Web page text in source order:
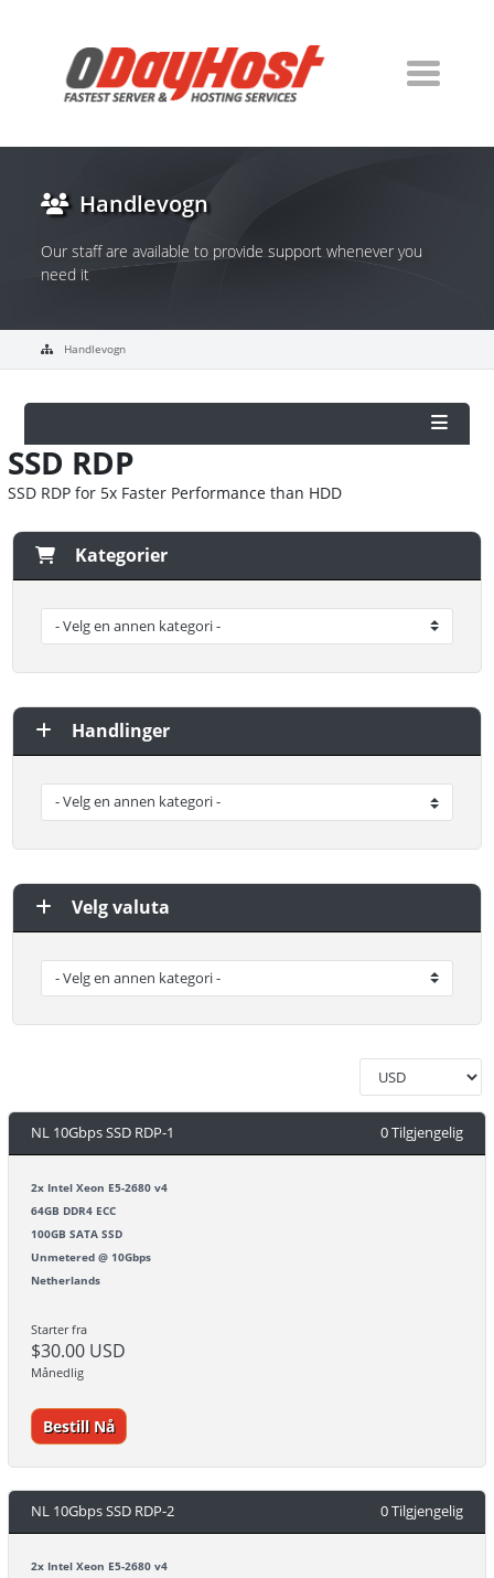
Handlevogn
Our staff are available to provide support whenever you
need it
Handlevogn
SSD RDP
SSD RDP for 5x Faster Performance than HDD
Kategorier
Handlinger
Velg valuta
NL 10Gbps SSD RDP-1 0 Tilgjengelig
2x Intel Xeon E5-2680 v4
64GB DDR4 ECC
100GB SATA SSD
Unmetered @ 10Gbps
Netherlands
Starter fra
$30.00 USD
Månedlig
Bestill Nå
NL 10Gbps SSD RDP-2 0 Tilgjengelig
2x Intel Xeon E5-2680 v4